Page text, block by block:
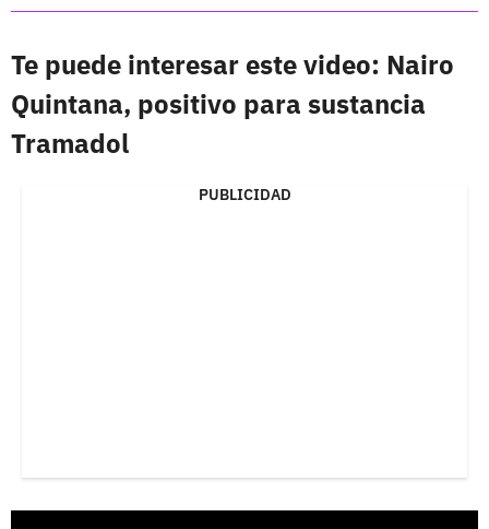
Te puede interesar este video: Nairo
Quintana, positivo para sustancia
Tramadol
PUBLICIDAD